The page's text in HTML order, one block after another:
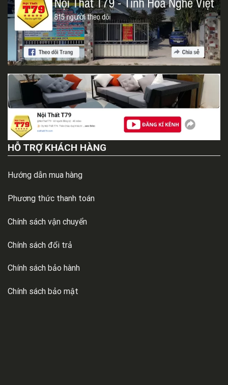
HỖ TRỢ KHÁCH HÀNG
Hướng dẫn mua hàng
Phương thức thanh toán
Chính sách vận chuyển
Chính sách đổi trả
Chính sách bảo hành
Chính sách bảo mật